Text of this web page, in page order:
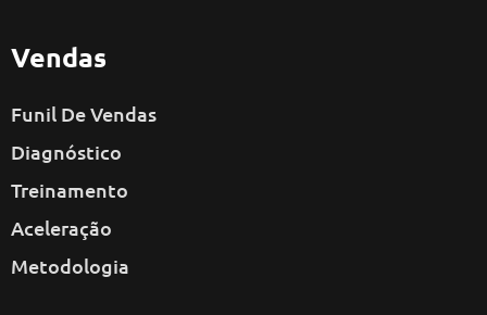
Vendas
Funil De Vendas
Diagnóstico
Treinamento
Aceleração
Metodologia